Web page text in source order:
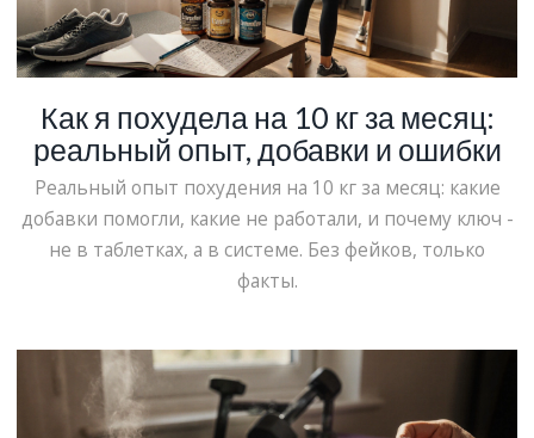
Как я похудела на 10 кг за месяц:
реальный опыт, добавки и ошибки
Реальный опыт похудения на 10 кг за месяц: какие
добавки помогли, какие не работали, и почему ключ -
не в таблетках, а в системе. Без фейков, только
факты.